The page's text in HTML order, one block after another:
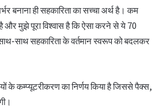
बनाना ही सहकारिता का सच्चा अर्थ है। कम
और मुझे पूरा विश्वास है कि ऐसा करने से ये 70
साथ सहकारिता के वर्तमान स्वरूप को बदलकर
के कम्प्यूटरीकरण का निर्णय किया है जिससे पैक्स,